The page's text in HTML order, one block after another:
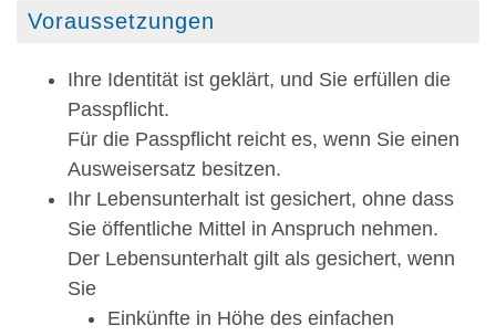
Voraussetzungen
Ihre Identität ist geklärt, und Sie erfüllen die
Passpflicht.
Für die Passpflicht reicht es, wenn Sie einen
Ausweisersatz besitzen.
Ihr Lebensunterhalt ist gesichert, ohne dass
Sie öffentliche Mittel in Anspruch nehmen.
Der Lebensunterhalt gilt als gesichert, wenn
Sie
Einkünfte in Höhe des einfachen